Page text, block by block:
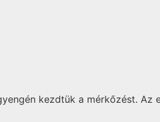
kezdtük a mérkőzést.